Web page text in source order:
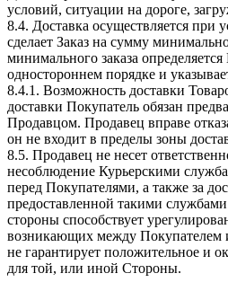
условий, ситуации на дороге,
8.4. Доставка осуществляется при
сделает Заказ на сумму
минимального заказа
одностороннем порядке и
8.4.1. Возможность доставки
доставки Покупатель обязан
Продавцом. Продавец вправе
он не входит в пределы зоны
8.5. Продавец не несет
несоблюдение Курьерскими
перед Покупателями, а также за
предоставленной такими
стороны способствует
возникающих между Покупателем
не гарантирует положительное и
для той, или иной Стороны.